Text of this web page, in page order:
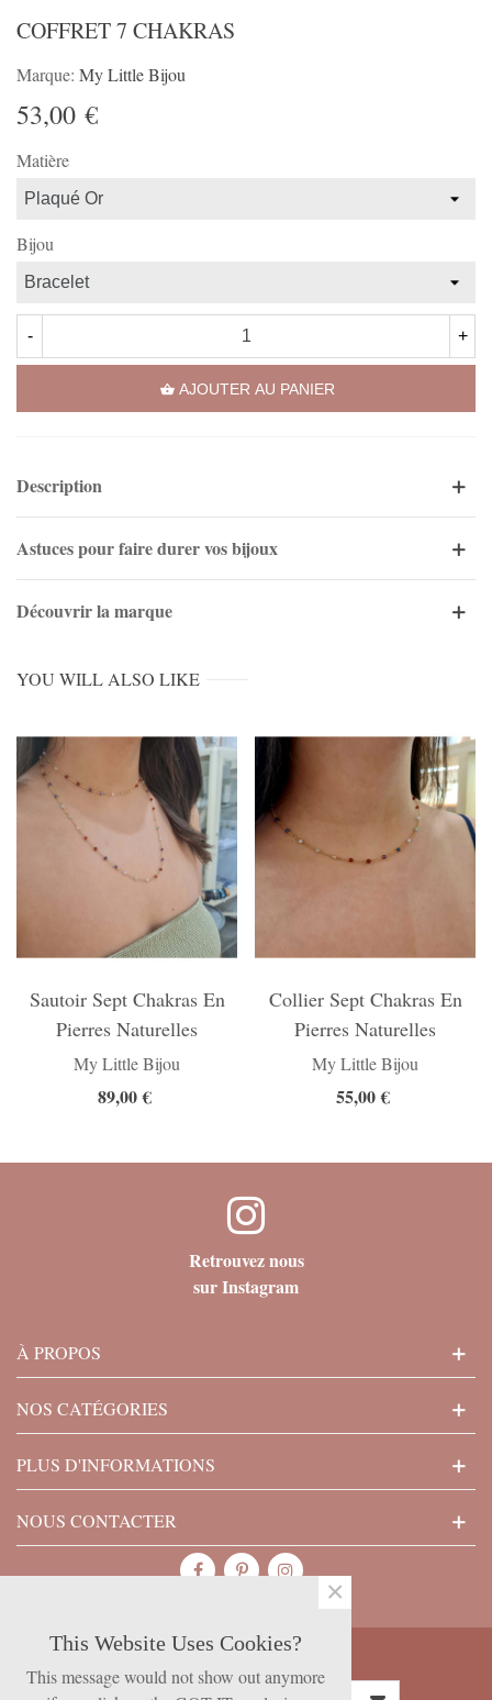
COFFRET 7 CHAKRAS
Marque: My Little Bijou
53,00 €
Matière
Bijou
- +
AJOUTER AU PANIER
Description
Astuces pour faire durer vos bijoux
Découvrir la marque
YOU WILL ALSO LIKE
Sautoir Sept Chakras En
Pierres Naturelles
My Little Bijou
89,00 €
Collier Sept Chakras En
Pierres Naturelles
My Little Bijou
55,00 €
Retrouvez nous
sur Instagram
À PROPOS
NOS CATÉGORIES
PLUS D'INFORMATIONS
NOUS CONTACTER
SUBSCRIBE NOW
This Website Uses Cookies?
This message would not show out anymore
×